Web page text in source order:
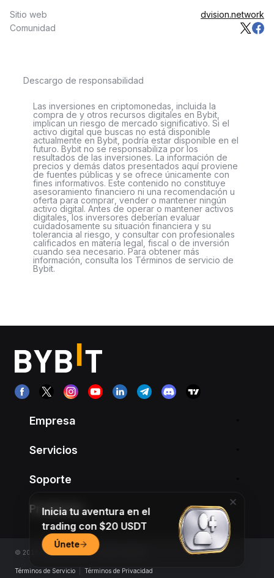
Sitio web
dvision.network
Comunidad
Descargo de responsabilidad
Las inversiones en criptomonedas, incluida la
compra de y otros recursos digitales en Bybit,
implican un riesgo de mercado significativo. Si el
activo digital que buscas no está disponible
actualmente en Bybit, podría estar disponible en el
futuro. Bybit no se responsabiliza por los
resultados de las inversiones. La información de
precios y demás datos presentados aquí proviene
de fuentes públicas y se ofrece únicamente con
fines informativos. Este contenido no constituye
asesoramiento financiero ni una recomendación u
oferta para comprar, vender o mantener ningún
activo digital. Antes de operar o mantener activos
digitales, los inversores deberían evaluar
cuidadosamente su situación financiera y su
tolerancia al riesgo, y consultar con profesionales
calificados en materia legal, fiscal o de inversión
cuando sea necesario. Para obtener más
información, consulta los Términos de servicio de
Bybit.
Empresa
Servicios
Soporte
Productos
© 2018-2026 Bybit.com. All rights reserved.
Términos de Servicio Términos de Privacidad
Inicia tu aventura en el
trading con $20 USDT
Únete